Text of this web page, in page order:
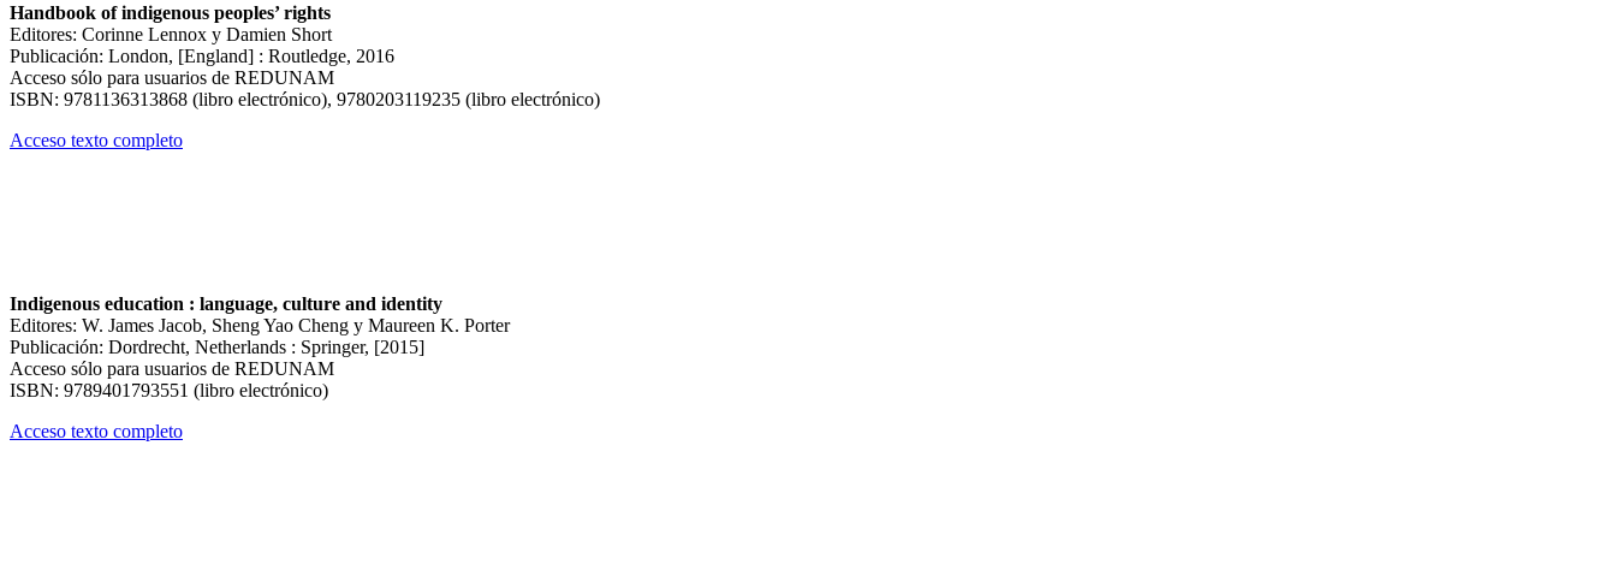
Handbook of indigenous peoples’ rights
Editores: Corinne Lennox y Damien Short
Publicación: London, [England] : Routledge, 2016
Acceso sólo para usuarios de REDUNAM
ISBN: 9781136313868 (libro electrónico), 9780203119235 (libro electrónico)
Acceso texto completo
Indigenous education : language, culture and identity
Editores: W. James Jacob, Sheng Yao Cheng y Maureen K. Porter
Publicación: Dordrecht, Netherlands : Springer, [2015]
Acceso sólo para usuarios de REDUNAM
ISBN: 9789401793551 (libro electrónico)
Acceso texto completo